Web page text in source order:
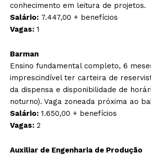
conhecimento em leitura de projetos.
Salário: 7.447,00 + benefícios
Vagas: 1
Barman
Ensino fundamental completo, 6
imprescindível ter carteira de
da dispensa e disponibilidade de
noturno). Vaga zoneada próxima ao
Salário: 1.650,00 + benefícios
Vagas: 2
Auxiliar de Engenharia de Produção